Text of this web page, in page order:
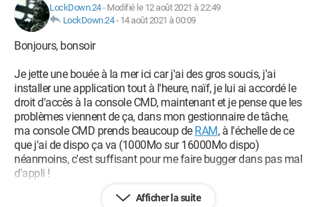
LockDown.24- Modifié le 12 août 2021 à 22:49
LockDown.24- 14 août 2021 à 00:09
Bonjours, bonsoir
Je jette une bouée à la mer ici car j'ai des gros soucis, j'ai
installer une application tout à l'heure, naïf, je lui ai accordé le
droit d'accès à la console CMD, maintenant et je pense que les
problèmes viennent de ça, dans mon gestionnaire de tâche,
ma console CMD prends beaucoup de RAM, à l'échelle de ce
que j'ai de dispo ça va (1000Mo sur 16000Mo dispo)
néanmoins, c'est suffisant pour me faire bugger dans pas mal
d'appli !
Pour faire simple, de temps en temps, la console va
Afficher la suite